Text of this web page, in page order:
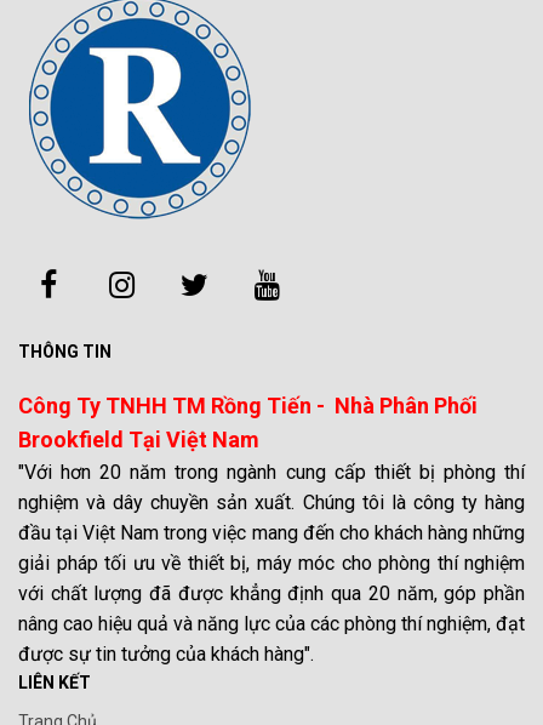
THÔNG TIN
Công Ty TNHH TM Rồng Tiến - Nhà Phân Phối
Brookfield Tại Việt Nam
"Với hơn 20 năm trong ngành cung cấp thiết bị phòng thí
nghiệm và dây chuyền sản xuất. Chúng tôi là công ty hàng
đầu tại Việt Nam trong việc mang đến cho khách hàng những
giải pháp tối ưu về thiết bị, máy móc cho phòng thí nghiệm
với chất lượng đã được khẳng định qua 20 năm, góp phần
nâng cao hiệu quả và năng lực của các phòng thí nghiệm, đạt
được sự tin tưởng của khách hàng".
LIÊN KẾT
Trang Chủ